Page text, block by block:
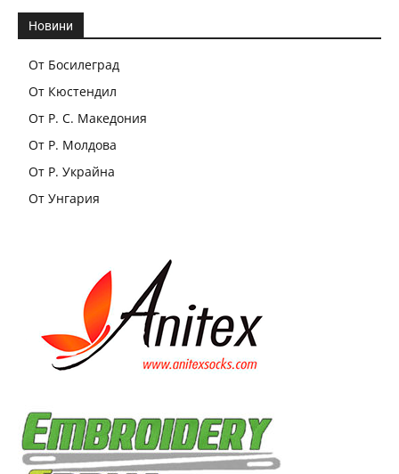
Новини
От Босилеград
От Кюстендил
От Р. С. Македония
От Р. Молдова
От Р. Украйна
От Унгария